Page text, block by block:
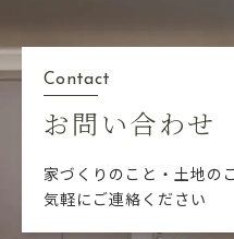
Contact
お問い合わせ
家づくりのこと・土地の
気軽にご連絡ください